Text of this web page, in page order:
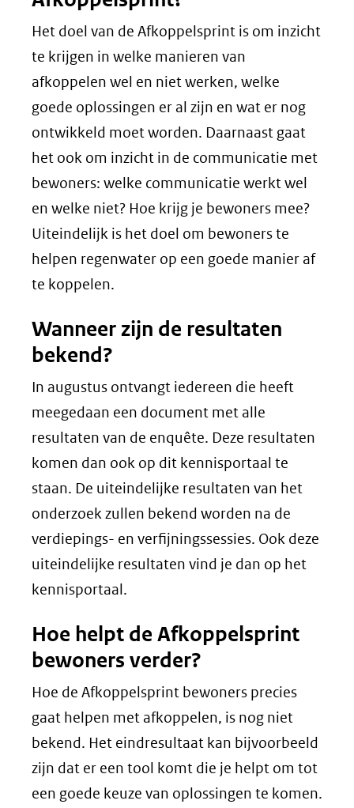
Het doel van de Afkoppelsprint is om inzicht
te krijgen in welke manieren van
afkoppelen wel en niet werken, welke
goede oplossingen er al zijn en wat er nog
ontwikkeld moet worden. Daarnaast gaat
het ook om inzicht in de communicatie met
bewoners: welke communicatie werkt wel
en welke niet? Hoe krijg je bewoners mee?
Uiteindelijk is het doel om bewoners te
helpen regenwater op een goede manier af
te koppelen.
Wanneer zijn de resultaten
bekend?
In augustus ontvangt iedereen die heeft
meegedaan een document met alle
resultaten van de enquête. Deze resultaten
komen dan ook op dit kennisportaal te
staan. De uiteindelijke resultaten van het
onderzoek zullen bekend worden na de
verdiepings- en verfijningssessies. Ook deze
uiteindelijke resultaten vind je dan op het
kennisportaal.
Hoe helpt de Afkoppelsprint
bewoners verder?
Hoe de Afkoppelsprint bewoners precies
gaat helpen met afkoppelen, is nog niet
bekend. Het eindresultaat kan bijvoorbeeld
zijn dat er een tool komt die je helpt om tot
een goede keuze van oplossingen te komen.